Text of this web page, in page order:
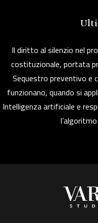
Il diritto al silenzio nel
costituzionale, portata
Sequestro preventivo e
funzionano, quando si
Intelligenza artificiale e